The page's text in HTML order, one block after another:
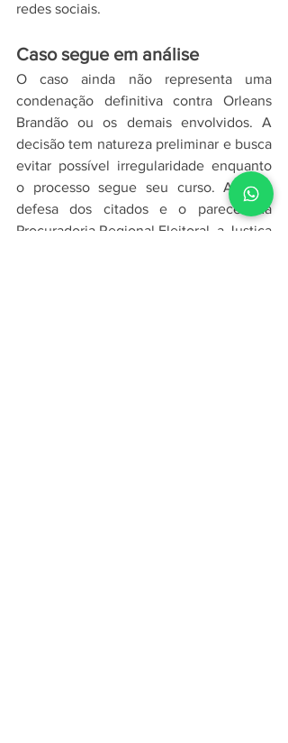
redes sociais.
Caso segue em análise
O caso ainda não representa uma
condenação definitiva contra Orleans
Brandão ou os demais envolvidos. A
decisão tem natureza preliminar e busca
evitar possível irregularidade enquanto
o processo segue seu curso. Após a
defesa dos citados e o parecer da
Procuradoria Regional Eleitoral, a Justiça